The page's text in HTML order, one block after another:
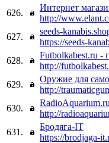
626.
Интернет
http://
627.
seeds-
https://seeds-
628.
Futbolkabest.ru -
http://
629.
Оружие для
http://
630.
http://
631.
Бродяга-IT
https://brodjaga-